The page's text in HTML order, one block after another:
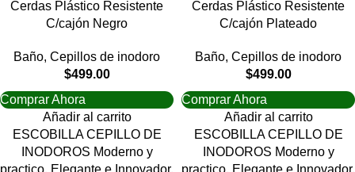
Cerdas Plástico Resistente
C/cajón Negro
Baño, Cepillos de inodoro
$499.00
Comprar Ahora
Añadir al carrito
ESCOBILLA CEPILLO DE
INODOROS Moderno y
practico. Elegante e Innovador.
Cerdas Plástico Resistente
C/cajón Plateado
Baño, Cepillos de inodoro
$499.00
Comprar Ahora
Añadir al carrito
ESCOBILLA CEPILLO DE
INODOROS Moderno y
practico. Elegante e Innovador.